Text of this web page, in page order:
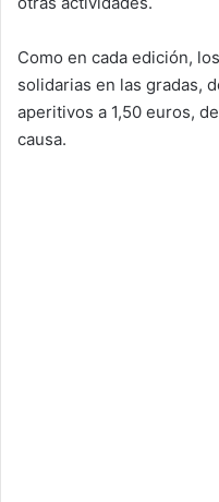
Como en cada edición,
solidarias en las gradas,
aperitivos a 1,50 euros,
causa.